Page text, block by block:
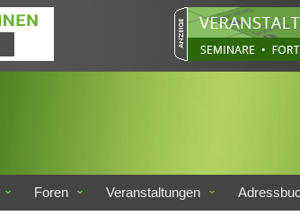
Foren Veranstaltungen